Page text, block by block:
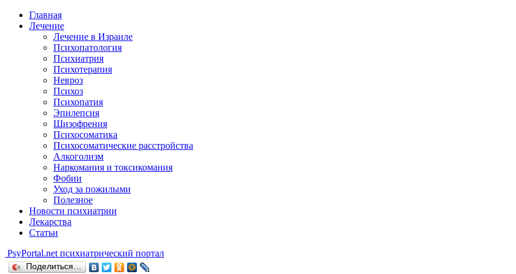
Главная
Лечение
Лечение в Израиле
Психопатология
Психиатрия
Психотерапия
Невроз
Психоз
Психопатия
Эпилепсия
Шизофрения
Психосоматика
Психосоматические расстройства
Алкоголизм
Наркомания и токсикомания
Фобии
Уход за пожилыми
Полезное
Новости психиатрии
Лекарства
Статьи
PsyPortal.net психиатрический портал
Поделиться…